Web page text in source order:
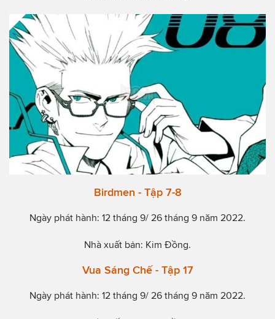
Birdmen - Tập 7-8
Ngày phát hành: 12 tháng 9/ 26 tháng 9 năm 2022.
Nhà xuất bản: Kim Đồng.
Vua Sáng Chế - Tập 17
Ngày phát hành: 12 tháng 9/ 26 tháng 9 năm 2022.